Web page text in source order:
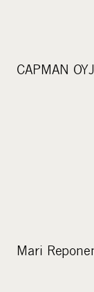
CAPMAN OYJ
Mari